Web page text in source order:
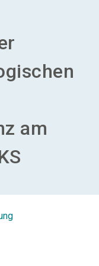
am